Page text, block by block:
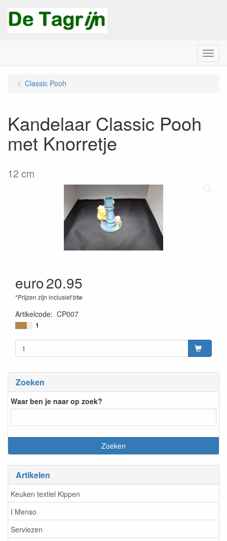
Menu
Zoeken
Waar ben je naar op zoek?
Artikelen
Keuken textiel Kippen
I Menso
Serviezen
Classic Pooh
Kandelaar Classic Pooh
met Knorretje
12 cm
euro20.95
*Prijzen zijn inclusief btw
Artikelcode: CP007
1